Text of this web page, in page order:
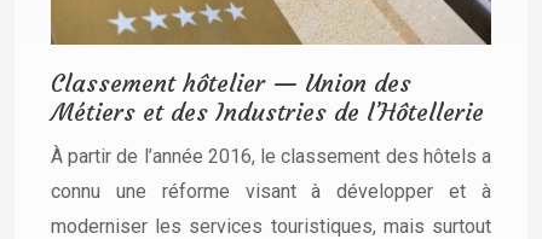
Classement hôtelier — Union des
Métiers et des Industries de l’Hôtellerie
À partir de l’année 2016, le classement des hôtels a
connu une réforme visant à développer et à
moderniser les services touristiques, mais surtout